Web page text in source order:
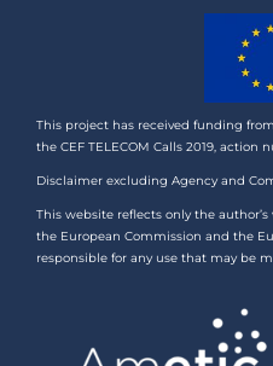
This project has received funding
the CEF TELECOM Calls 2019, action
Disclaimer excluding Agency and
This website reflects only the
the European Commission and the
responsible for any use that may be